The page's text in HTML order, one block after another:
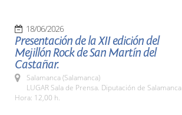
18/06/2026
Presentación de la XII edición del
Mejillón Rock de San Martín del
Castañar.
Salamanca (Salamanca)
LUGAR Sala de Prensa. Diputación de Salamanca
Hora: 12,00 h.